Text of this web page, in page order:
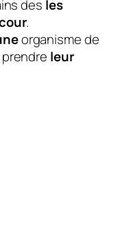
des les
.
organisme de
leur